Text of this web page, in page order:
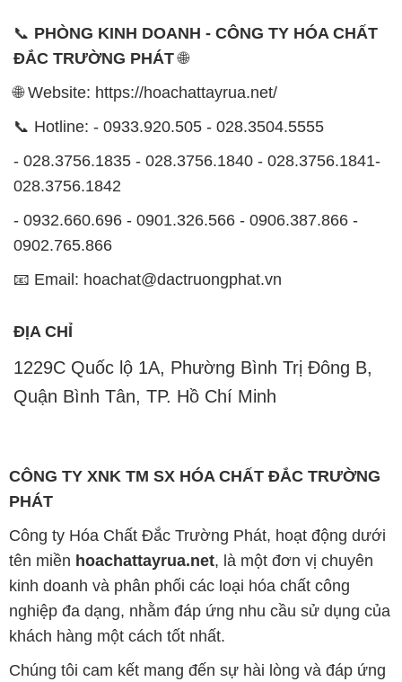
📞 PHÒNG KINH DOANH - CÔNG TY HÓA CHẤT
ĐẮC TRƯỜNG PHÁT🌐
🌐 Website: https://hoachattayrua.net/
📞 Hotline: - 0933.920.505 - 028.3504.5555
- 028.3756.1835 - 028.3756.1840 - 028.3756.1841-
028.3756.1842
- 0932.660.696 - 0901.326.566 - 0906.387.866 -
0902.765.866
📧 Email: hoachat@dactruongphat.vn
ĐỊA CHỈ
1229C Quốc lộ 1A, Phường Bình Trị Đông B,
Quận Bình Tân, TP. Hồ Chí Minh
CÔNG TY XNK TM SX HÓA CHẤT ĐẮC TRƯỜNG
PHÁT
Công ty Hóa Chất Đắc Trường Phát, hoạt động dưới
tên miền hoachattayrua.net, là một đơn vị chuyên
kinh doanh và phân phối các loại hóa chất công
nghiệp đa dạng, nhằm đáp ứng nhu cầu sử dụng của
khách hàng một cách tốt nhất.
Chúng tôi cam kết mang đến sự hài lòng và đáp ứng